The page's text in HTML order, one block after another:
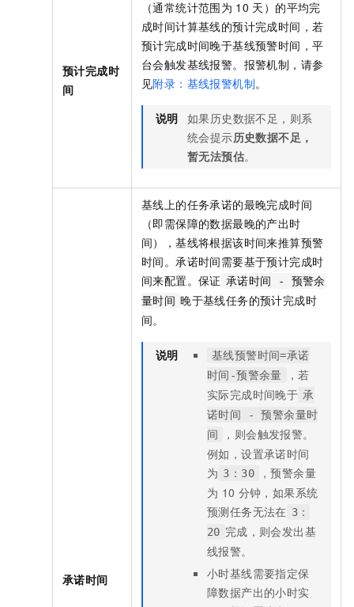
预计完成时
间
（通常统计范围为 10 天）的平均完
成时间计算基线的预计完成时间，若
预计完成时间晚于基线预警时间，平
台会触发基线报警。报警机制，请参
见附录：基线报警机制。
说明 如果历史数据不足，则系
统会提示历史数据不足，
暂无法预估。
承诺时间
基线上的任务承诺的最晚完成时间
（即需保障的数据最晚的产出时
间），基线将根据该时间来推算预警
时间。承诺时间需要基于预计完成时
间来配置。保证 承诺时间 - 预警余
量时间 晚于基线任务的预计完成时
间。
说明
基线预警时间=承诺
时间-预警余量
，若
实际完成时间晚于 承
诺时间 - 预警余量时
间
，则会触发报警。
例如，设置承诺时间
为 3：30
，预警余量
为 10 分钟，如果系统
预测任务无法在 3：
20 完成，则会发出基
线报警。
小时基线需要指定保
障数据产出的小时实